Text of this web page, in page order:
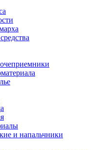
и напальчники